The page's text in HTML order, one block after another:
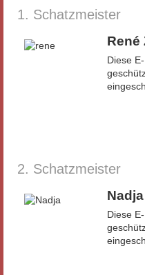
1. Schatzmeister
René
Diese
2. Schatzmeister
Diese